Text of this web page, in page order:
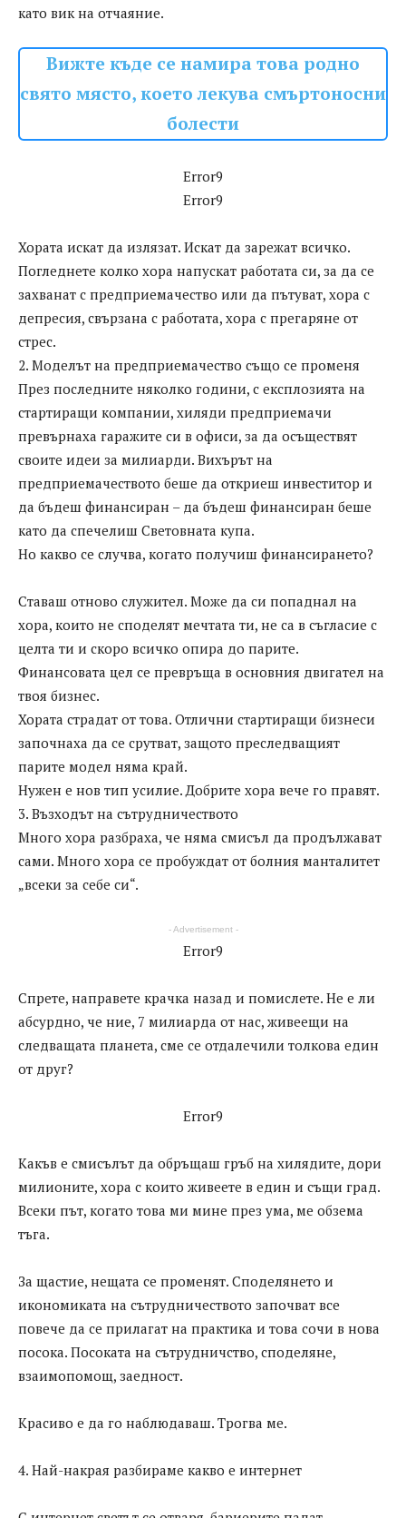
като вик на отчаяние.
Вижте къде се намира това родно
свято място, което лекува смъртоносни
болести
Error9
Error9
Хората искат да излязат. Искат да зарежат всичко.
Погледнете колко хора напускат работата си, за да се
захванат с предприемачество или да пътуват, хора с
депресия, свързана с работата, хора с прегаряне от
стрес.
2. Моделът на предприемачество също се променя
През последните няколко години, с експлозията на
стартиращи компании, хиляди предприемачи
превърнаха гаражите си в офиси, за да осъществят
своите идеи за милиарди. Вихърът на
предприемачеството беше да откриеш инвеститор и
да бъдеш финансиран – да бъдеш финансиран беше
като да спечелиш Световната купа.
Но какво се случва, когато получиш финансирането?
Ставаш отново служител. Може да си попаднал на
хора, които не споделят мечтата ти, не са в съгласие с
целта ти и скоро всичко опира до парите.
Финансовата цел се превръща в основния двигател на
твоя бизнес.
Хората страдат от това. Отлични стартиращи бизнеси
започнаха да се срутват, защото преследващият
парите модел няма край.
Нужен е нов тип усилие. Добрите хора вече го правят.
3. Възходът на сътрудничеството
Много хора разбраха, че няма смисъл да продължават
сами. Много хора се пробуждат от болния манталитет
„всеки за себе си“.
- Advertisement -
Error9
Спрете, направете крачка назад и помислете. Не е ли
абсурдно, че ние, 7 милиарда от нас, живеещи на
следващата планета, сме се отдалечили толкова един
от друг?
Error9
Какъв е смисълът да обръщаш гръб на хилядите, дори
милионите, хора с които живеете в един и същи град.
Всеки път, когато това ми мине през ума, ме обзема
тъга.
За щастие, нещата се променят. Споделянето и
икономиката на сътрудничеството започват все
повече да се прилагат на практика и това сочи в нова
посока. Посоката на сътрудничство, споделяне,
взаимопомощ, заедност.
Красиво е да го наблюдаваш. Трогва ме.
4. Най-накрая разбираме какво е интернет